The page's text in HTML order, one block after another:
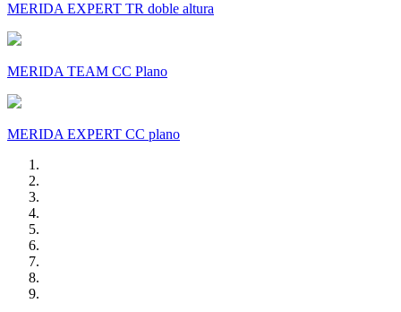
MERIDA EXPERT TR doble altura
MERIDA TEAM CC Plano
MERIDA EXPERT CC plano